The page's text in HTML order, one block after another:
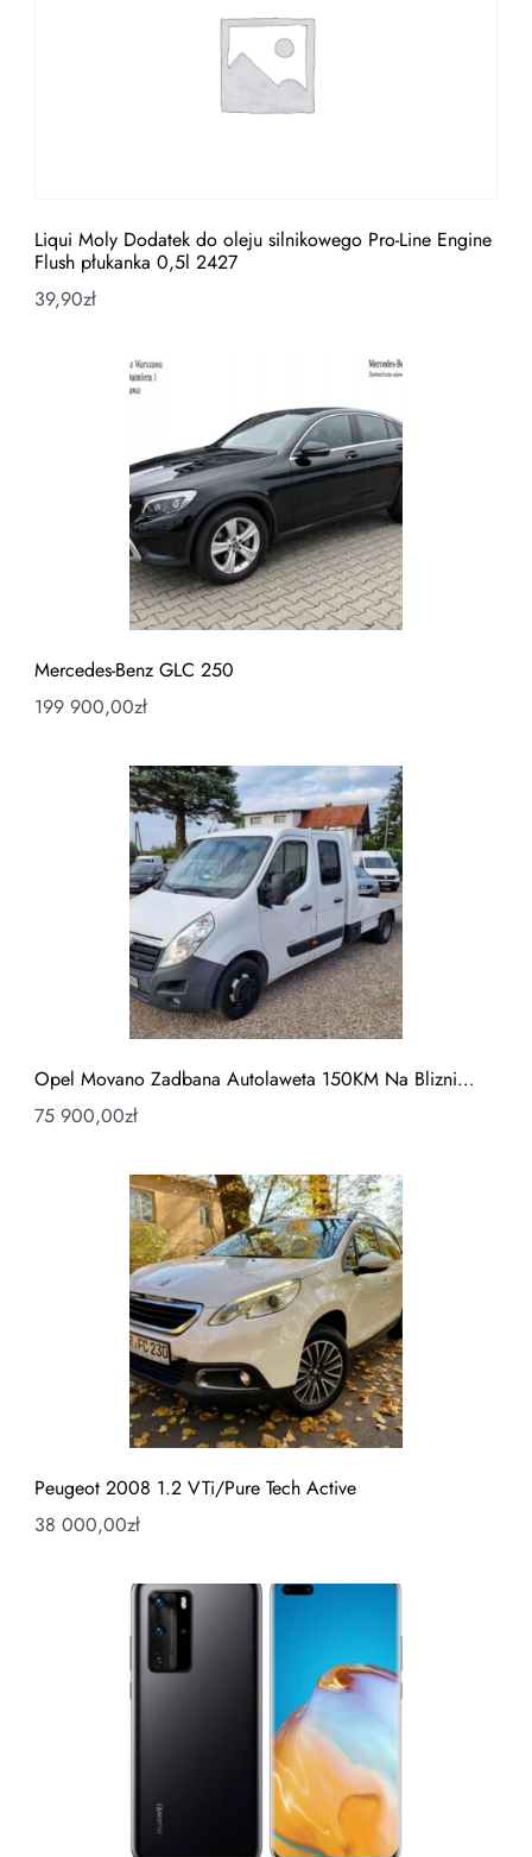
Liqui Moly Dodatek do oleju silnikowego Pro-Line Engine
Flush płukanka 0,5l 2427
39,90zł
Mercedes-Benz GLC 250
199 900,00zł
Opel Movano Zadbana Autolaweta 150KM Na Blizni…
75 900,00zł
Peugeot 2008 1.2 VTi/Pure Tech Active
38 000,00zł